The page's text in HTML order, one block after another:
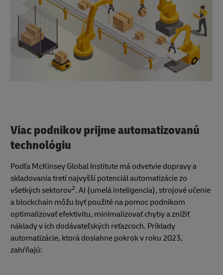
Viac podnikov prijme automatizovanú
technológiu
Podľa McKinsey Global Institute má odvetvie dopravy a
skladovania tretí najvyšší potenciál automatizácie zo
všetkých sektorov2. AI (umelá inteligencia), strojové učenie
a blockchain môžu byť použité na pomoc podnikom
optimalizovať efektivitu, minimalizovať chyby a znížiť
náklady v ich dodávateľských reťazcoch. Príklady
automatizácie, ktorá dosiahne pokrok v roku 2023,
zahŕňajú: